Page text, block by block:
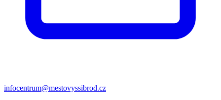
infocentrum@mestovyssibrod.cz